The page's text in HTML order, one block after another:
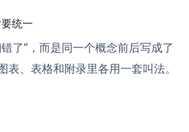
统一
了”，而是同一个概念前后写成了
、表格和附录里各用一套叫法。